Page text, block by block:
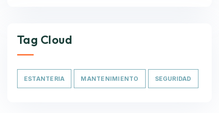
Tag Cloud
ESTANTERIA MANTENIMIENTO SEGURIDAD